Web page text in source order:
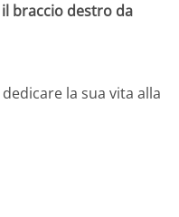
braccio destro da
la sua vita alla